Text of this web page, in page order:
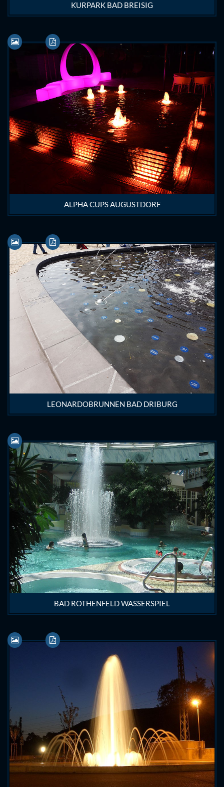
KURPARK BAD BREISIG
ALPHA CUPS AUGUSTDORF
LEONARDOBRUNNEN BAD DRIBURG
BAD ROTHENFELD WASSERSPIEL